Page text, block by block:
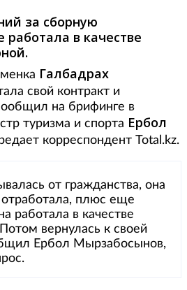
за сборную
работала в качестве
Галбадрах
свой контракт и
на брифинге в
туризма и спорта Ербол
корреспондент Total.kz.
от гражданства, она
отработала, плюс еще
работала в качестве
вернулась к своей
Ербол Мырзабосынов,